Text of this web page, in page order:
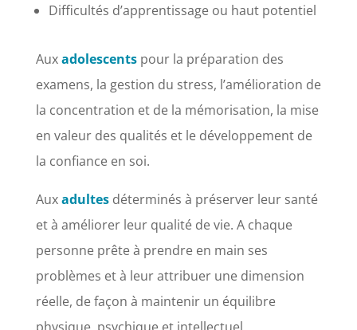
Difficultés d’apprentissage ou haut potentiel
Auxadolescents pour la préparation des
examens, la gestion du stress, l’amélioration de
la concentration et de la mémorisation, la mise
en valeur des qualités et le développement de
la confiance en soi.
Auxadultesdéterminés à préserver leur santé
et à améliorer leur qualité de vie. A chaque
personne prête à prendre en main ses
problèmes et à leur attribuer une dimension
réelle, de façon à maintenir un équilibre